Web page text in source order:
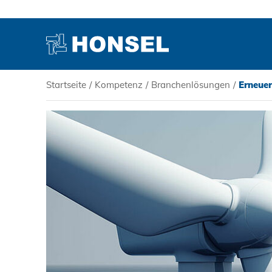
PRODUKTE
HONSEL
KOMPETENZ
Startseite / Kompetenz / Branchenlösungen /